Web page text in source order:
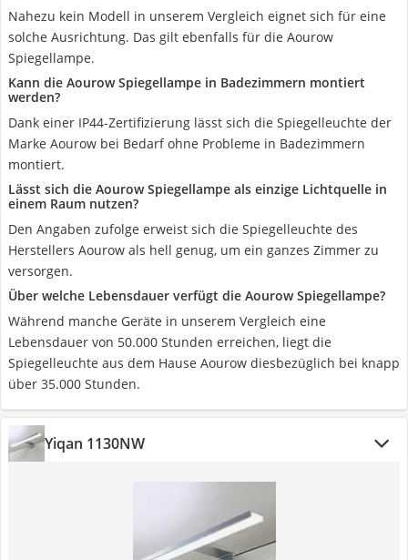
Nahezu kein Modell in unserem Vergleich eignet sich für eine
solche Ausrichtung. Das gilt ebenfalls für die Aourow
Spiegellampe.
Kann die Aourow Spiegellampe in Badezimmern montiert
werden?
Dank einer IP44-Zertifizierung lässt sich die Spiegelleuchte der
Marke Aourow bei Bedarf ohne Probleme in Badezimmern
montiert.
Lässt sich die Aourow Spiegellampe als einzige Lichtquelle in
einem Raum nutzen?
Den Angaben zufolge erweist sich die Spiegelleuchte des
Herstellers Aourow als hell genug, um ein ganzes Zimmer zu
versorgen.
Über welche Lebensdauer verfügt die Aourow Spiegellampe?
Während manche Geräte in unserem Vergleich eine
Lebensdauer von 50.000 Stunden erreichen, liegt die
Spiegelleuchte aus dem Hause Aourow diesbezüglich bei knapp
über 35.000 Stunden.
Yiqan 1130NW